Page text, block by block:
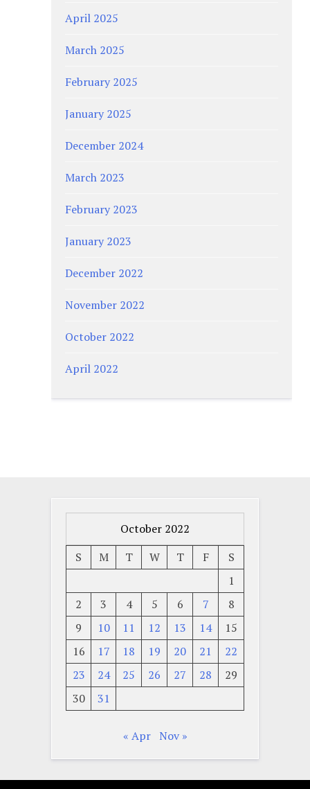
April 2025
March 2025
February 2025
January 2025
December 2024
March 2023
February 2023
January 2023
December 2022
November 2022
October 2022
April 2022
October 2022
S
M T W T F
S
1
2
3 4 5 6 7
8
9
10 11 12 13 14
15
16
17 18 19 20 21
22
23
24 25 26 27 28
29
30
31
« Apr Nov »